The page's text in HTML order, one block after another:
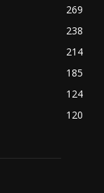
269
238
214
185
124
120